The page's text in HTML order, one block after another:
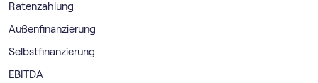
Ratenzahlung
Außenfinanzierung
Selbstfinanzierung
EBITDA